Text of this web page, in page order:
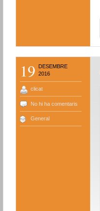
19
DESEMBRE
2016
clicat
No hi ha comentaris
General